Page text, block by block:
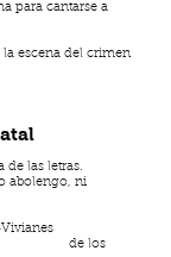
para cantarse a
escena del crimen
de las letras.
abolengo, ni